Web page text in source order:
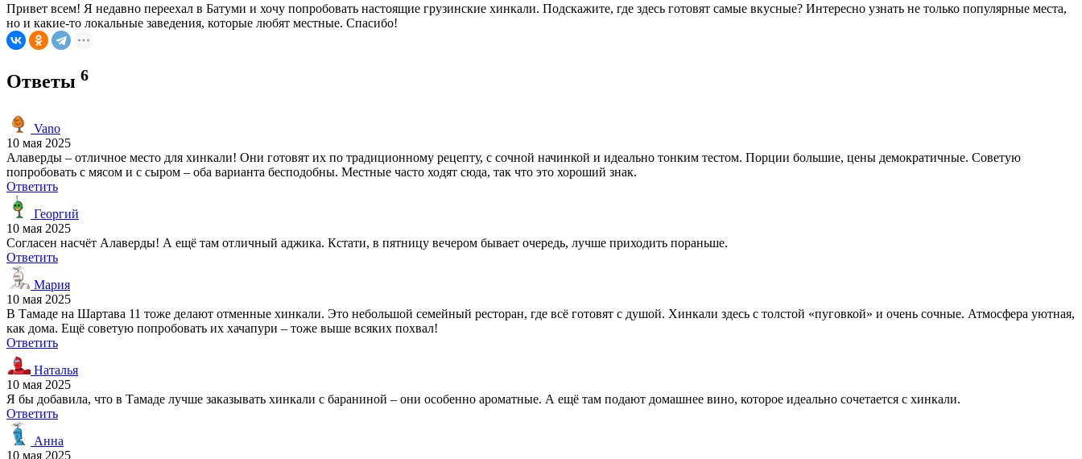
Привет всем! Я недавно переехал в Батуми и хочу попробовать настоящие грузинские хинкали. Подскажите, где здесь готовят самые вкусные? Интересно узнать не только популярные места,
но и какие-то локальные заведения, которые любят местные. Спасибо!
Ответы 6
Vano
10 мая 2025
Алаверды – отличное место для хинкали! Они готовят их по традиционному рецепту, с сочной начинкой и идеально тонким тестом. Порции большие, цены демократичные. Советую
попробовать с мясом и с сыром – оба варианта бесподобны. Местные часто ходят сюда, так что это хороший знак.
Ответить
Георгий
10 мая 2025
Согласен насчёт Алаверды! А ещё там отличный аджика. Кстати, в пятницу вечером бывает очередь, лучше приходить пораньше.
Ответить
Мария
10 мая 2025
В Тамаде на Шартава 11 тоже делают отменные хинкали. Это небольшой семейный ресторан, где всё готовят с душой. Хинкали здесь с толстой «пуговкой» и очень сочные. Атмосфера уютная,
как дома. Ещё советую попробовать их хачапури – тоже выше всяких похвал!
Ответить
Наталья
10 мая 2025
Я бы добавила, что в Тамаде лучше заказывать хинкали с бараниной – они особенно ароматные. А ещё там подают домашнее вино, которое идеально сочетается с хинкали.
Ответить
Анна
10 мая 2025